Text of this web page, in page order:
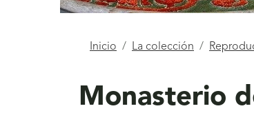
Está
Inicio La colección
Monasterio